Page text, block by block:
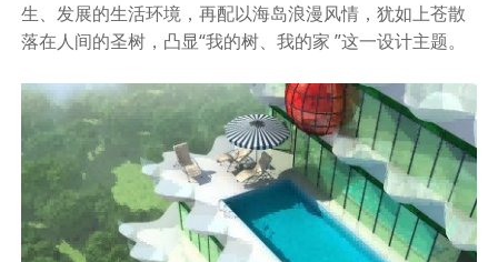
生、发展的生活环境，再配以海岛浪漫风情，犹如上苍散
落在人间的圣树，凸显“我的树、我的家 ”这一设计主题。